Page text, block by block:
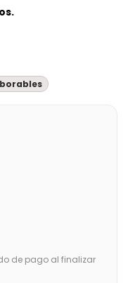
de pago al finalizar